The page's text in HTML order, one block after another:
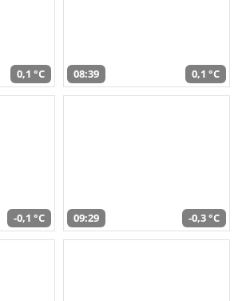
0,1 °C 08:39 0,1 °C
-0,1 °C 09:29 -0,3 °C